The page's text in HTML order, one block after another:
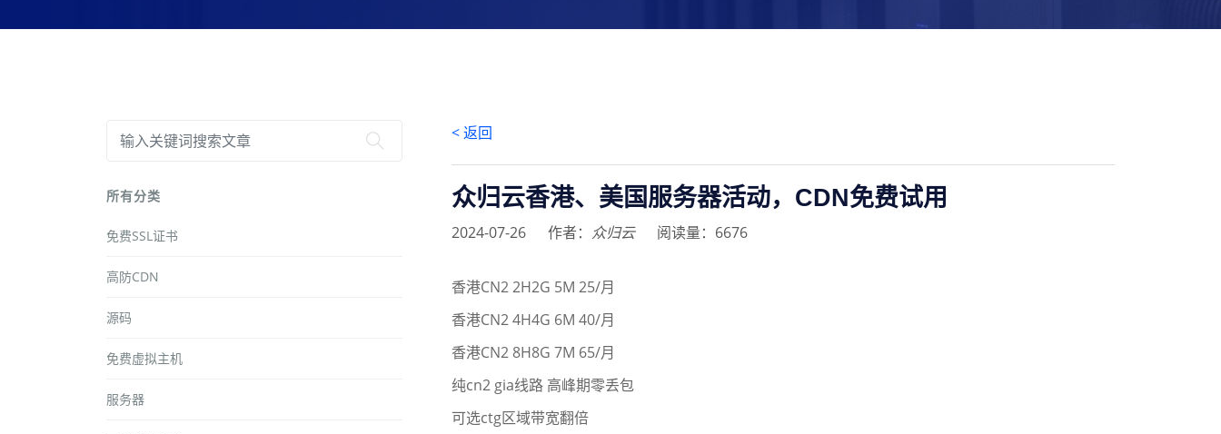
所有分类
免费SSL证书
高防CDN
源码
免费虚拟主机
服务器
< 返回
众归云香港、美国服务器活动，CDN免费试用
2024-07-26 作者： 众归云 阅读量：6676
香港CN2 2H2G 5M 25/月
香港CN2 4H4G 6M 40/月
香港CN2 8H8G 7M 65/月
纯cn2 gia线路 高峰期零丢包
可选ctg区域带宽翻倍